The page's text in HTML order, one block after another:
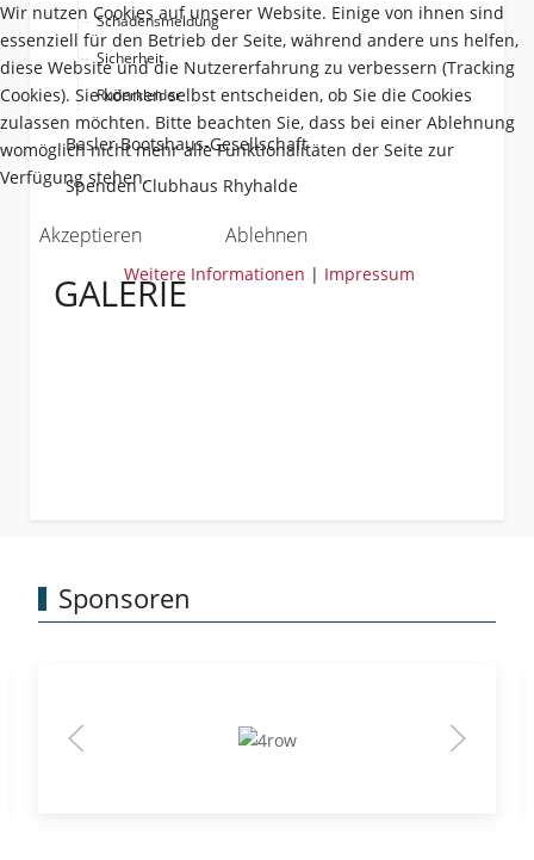
Schadensmeldung
Sicherheit
Ruderkleider
Basler Bootshaus-Gesellschaft
Spenden Clubhaus Rhyhalde
GALERIE
Sponsoren
Wir nutzen Cookies auf unserer Website. Einige von ihnen sind
essenziell für den Betrieb der Seite, während andere uns helfen,
diese Website und die Nutzererfahrung zu verbessern (Tracking
Cookies). Sie können selbst entscheiden, ob Sie die Cookies
zulassen möchten. Bitte beachten Sie, dass bei einer Ablehnung
womöglich nicht mehr alle Funktionalitäten der Seite zur
Verfügung stehen.
Akzeptieren Ablehnen
Weitere Informationen | Impressum